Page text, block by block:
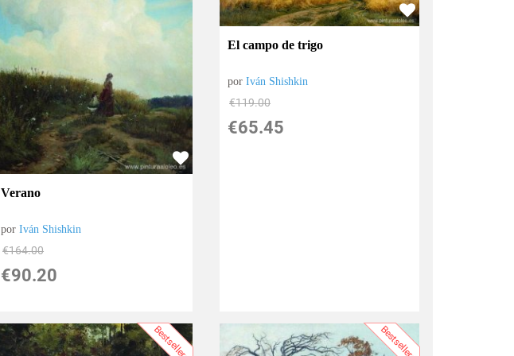
Verano
porIván Shishkin
€164.00
€90.20
El campo de trigo
porIván Shishkin
€119.00
€65.45
Bestsellers Bestsellers